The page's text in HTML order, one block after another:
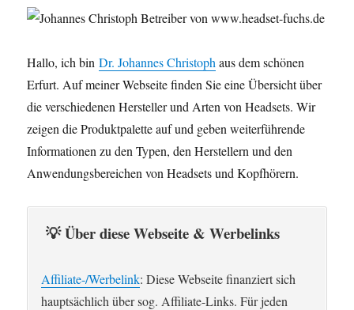
Hallo, ich binDr. Johannes Christoph aus dem schönen
Erfurt. Auf meiner Webseite finden Sie eine Übersicht über
die verschiedenen Hersteller und Arten von Headsets. Wir
zeigen die Produktpalette auf und geben weiterführende
Informationen zu den Typen, den Herstellern und den
Anwendungsbereichen von Headsets und Kopfhörern.
💡 Über diese Webseite & Werbelinks
Affiliate-/Werbelink: Diese Webseite finanziert sich
hauptsächlich über sog. Affiliate-Links. Für jeden